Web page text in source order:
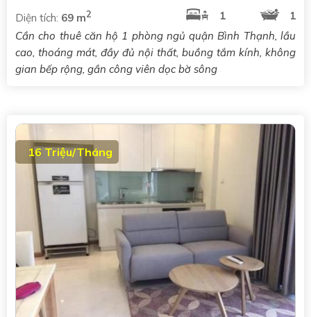
Diện tích: 69 m2 1
1
Cần cho thuê căn hộ 1 phòng ngủ quận Bình Thạnh, lầu
cao, thoáng mát, đầy đủ nội thất, buồng tắm kính, không
gian bếp rộng, gần công viên dọc bờ sông
16 Triệu/Tháng